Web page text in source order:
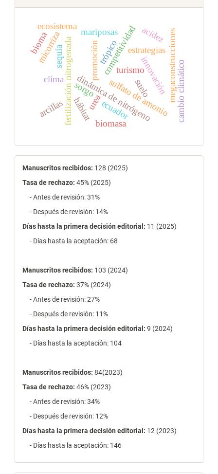
turismo
competitividad
promoción estrategias
innovación
dinámica de nitrógeno
fertilización nitrogenada sulfato de amonio
urea
sorgo megaconstrucciones
ecuador
hábitat
mariposas
cambio climático
ecosistema
sequía
suelo
micorriza
biomasa
clima
trópico
arcillas
acidez
bioma
estadísticas
Manuscritos recibidos: 128 (2025)
Tasa de rechazo: 45% (2025)
- Antes de revisión: 31%
- Después de revisión: 14%
Días hasta la primera decisión editorial: 11 (2025)
- Días hasta la aceptación: 68
Manuscritos recibidos: 103 (2024)
Tasa de rechazo: 37% (2024)
- Antes de revisión: 27%
- Después de revisión: 11%
Días hasta la primera decisión editorial: 9 (2024)
- Días hasta la aceptación: 104
Manuscritos recibidos: 84(2023)
Tasa de rechazo: 46% (2023)
- Antes de revisión: 34%
- Después de revisión: 12%
Días hasta la primera decisión editorial: 12 (2023)
- Días hasta la aceptación: 146